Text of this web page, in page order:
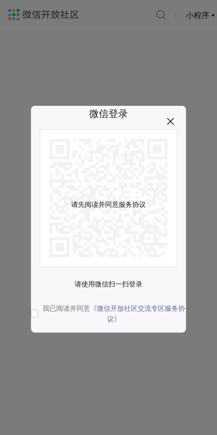
小程序
微信登录
请先阅读并同意服务协议
请使用微信扫一扫登录
我已阅读并同意 《微信开放社区交流专区服务协
议》